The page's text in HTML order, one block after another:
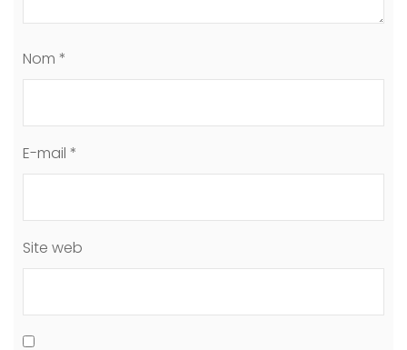
Nom *
E-mail *
Site web